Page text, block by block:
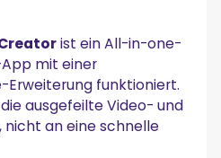
ist ein All-in-one-
mit einer
funktioniert.
ausgefeilte Video- und
an eine schnelle